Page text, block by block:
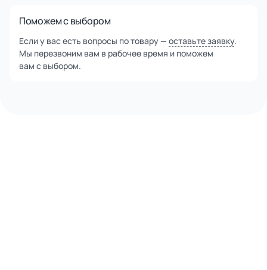
Поможем с выбором
Если у вас есть вопросы по товару — оставьте заявку.
Мы перезвоним вам в рабочее время и поможем
вам с выбором.